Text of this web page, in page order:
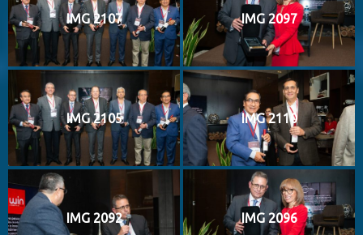
IMG 2107 IMG 2097
IMG 2105 IMG 2110
IMG 2092 IMG 2096